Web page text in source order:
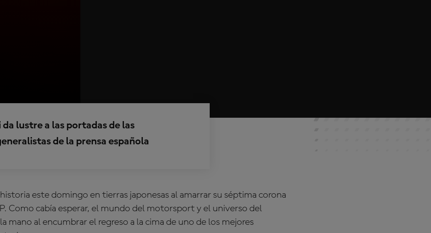
lustre a las portadas de las
de la prensa española
este domingo en tierras japonesas al amarrar su séptima corona
Como cabía esperar, el mundo del motorsport y el universo del
mano al encumbrar el regreso a la cima de uno de los mejores